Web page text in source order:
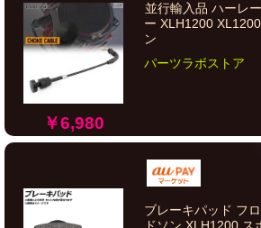
￥6,980
並行輸入品 ハーレ
ー XLH1200
ン
パーツラボストア
ブレーキパッド フ